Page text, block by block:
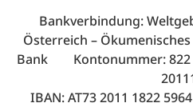
Bankverbindung:
Österreich –
Bank Kontonummer: 822
IBAN: AT73 2011 1822